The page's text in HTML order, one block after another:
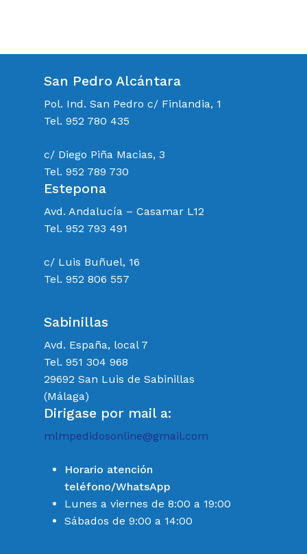
San Pedro Alcántara
Pol. Ind. San Pedro c/ Finlandia, 1
Tel. 952 780 435
c/ Diego Piña Macias, 3
Tel. 952 789 730
Estepona
Avd. Andalucía – Casamar L12
Tel. 952 793 491
c/ Luis Buñuel, 16
Tel. 952 806 557
Sabinillas
Avd. España, local 7
Tel. 951 304 968
29692 San Luis de Sabinillas
(Málaga)
Dirigase por mail a:
mlmpedidosonline@gmail.com
Horario atención
teléfono/WhatsApp
Lunes a viernes de 8:00 a 19:00
Sábados de 9:00 a 14:00